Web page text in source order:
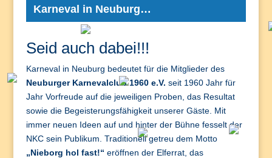
Karneval in Neuburg…
Seid auch dabei!!!
Karneval in Neuburg bedeutet für die Mitglieder des
Neuburger Karnevalclub 1960 e.V. seit 1960 Jahr für
Jahr Vorfreude auf die jeweiligen Proben, das Resultat
sowie die Begeisterungsfähigkeit unserer Gäste. Mit
immer neuen Ideen auf und hinter der Bühne fesselt der
NKC sein Publikum. Traditionell getreu dem Motto
„Nieborg hol fast!“ eröffnen der Elferrat, das